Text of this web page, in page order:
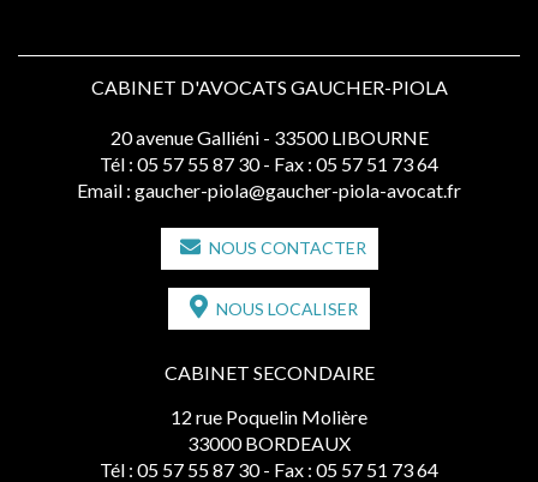
CABINET D'AVOCATS GAUCHER-PIOLA
20 avenue Galliéni - 33500 LIBOURNE
Tél : 05 57 55 87 30 - Fax : 05 57 51 73 64
Email : gaucher-piola@gaucher-piola-avocat.fr
NOUS CONTACTER
NOUS LOCALISER
CABINET SECONDAIRE
12 rue Poquelin Molière
33000 BORDEAUX
Tél : 05 57 55 87 30 - Fax : 05 57 51 73 64